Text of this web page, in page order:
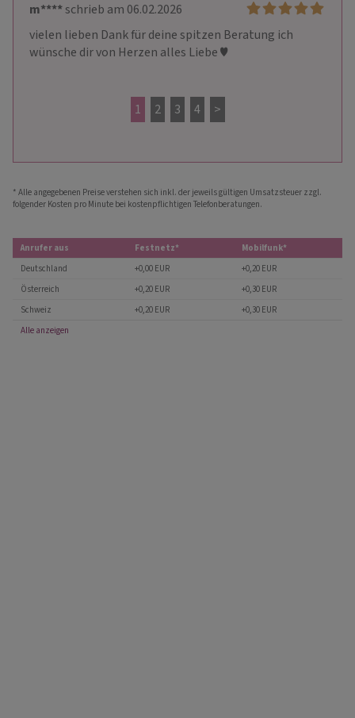
m****schrieb am 06.02.2026
vielen lieben Dank für deine spitzen Beratung ich
wünsche dir von Herzen alles Liebe ♥️
1 2 3 4 >
* Alle angegebenen Preise verstehen sich inkl. der jeweils gültigen Umsatzsteuer zzgl.
folgender Kosten pro Minute bei kostenpflichtigen Telefonberatungen.
Anrufer aus Festnetz*
Mobilfunk*
Deutschland
+0,00 EUR
+0,20 EUR
Österreich
+0,20 EUR
+0,30 EUR
Schweiz
+0,20 EUR
+0,30 EUR
Alle anzeigen